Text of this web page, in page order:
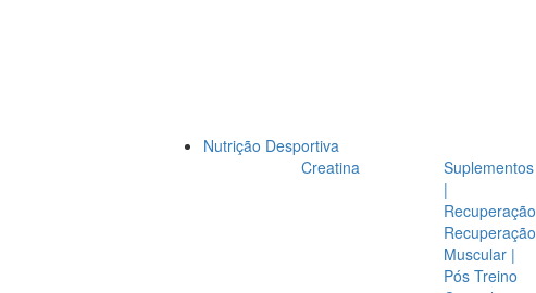
Nutrição Desportiva
Creatina
Suplementos
|
Recuperação
Recuperação
Muscular |
Pós Treino